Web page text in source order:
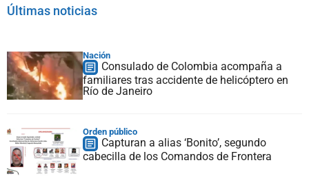
Últimas noticias
Nación
Consulado de Colombia acompaña a
familiares tras accidente de helicóptero en
Río de Janeiro
Orden público
Capturan a alias ‘Bonito’, segundo
cabecilla de los Comandos de Frontera